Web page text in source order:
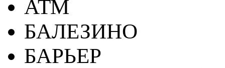
АТМ
БАЛЕЗИНО
БАРЬЕР